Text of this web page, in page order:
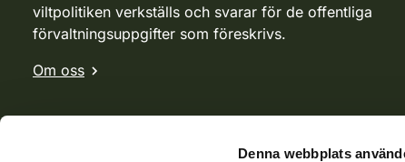
Denna webbplats
viltpolitiken verkställs och svarar för de offentliga
förvaltningsuppgifter som föreskrivs.
Om oss